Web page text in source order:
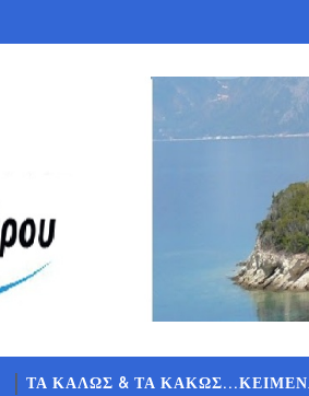
ΤΑ ΚΑΛΩΣ & ΤΑ